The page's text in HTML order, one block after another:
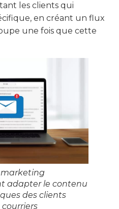
les clients qui
en créant un flux
une fois que cette
marketing
adapter le contenu
des clients